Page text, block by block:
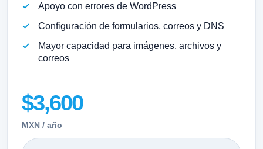
$3,600
MXN / año
Apoyo con errores de WordPress
Configuración de formularios, correos y DNS
Mayor capacidad para imágenes, archivos y
correos